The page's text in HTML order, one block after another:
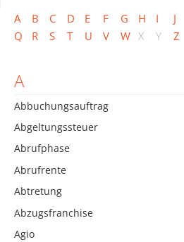
A B C D E F G H I J
Q
R S T U V W X Y Z
A
Abbuchungsauftrag
Abgeltungssteuer
Abrufphase
Abrufrente
Abtretung
Abzugsfranchise
Agio